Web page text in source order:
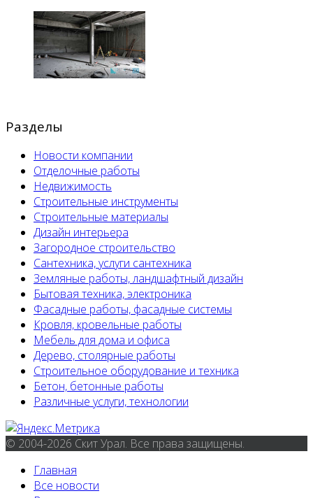
Разделы
Новости компании
Отделочные работы
Недвижимость
Строительные инструменты
Строительные материалы
Дизайн интерьера
Загородное строительство
Сантехника, услуги сантехника
Земляные работы, ландшафтный дизайн
Бытовая техника, электроника
Фасадные работы, фасадные системы
Кровля, кровельные работы
Мебель для дома и офиса
Дерево, столярные работы
Строительное оборудование и техника
Бетон, бетонные работы
Различные услуги, технологии
© 2004-2026 Скит Урал. Все права защищены.
Главная
Все новости